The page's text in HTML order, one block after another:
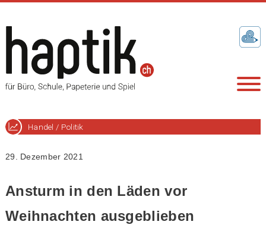
Handel / Politik
29. Dezember 2021
Ansturm in den Läden vor
Weihnachten ausgeblieben